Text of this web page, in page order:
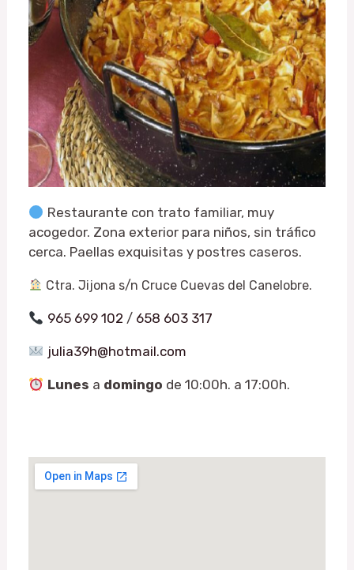
Restaurante con trato familiar, muy
acogedor. Zona exterior para niños, sin tráfico
cerca. Paellas exquisitas y postres caseros.
Ctra. Jijona s/n Cruce Cuevas del Canelobre.
965 699 102 / 658 603 317
julia39h@hotmail.com
Lunes a domingo de 10:00h. a 17:00h.